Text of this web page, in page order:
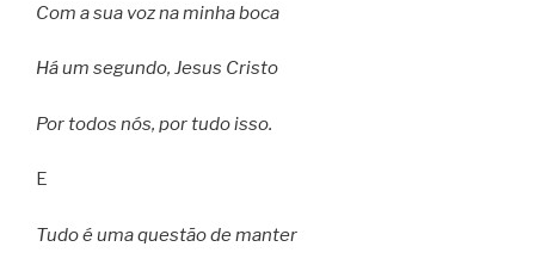
Com a sua voz na minha boca
Há um segundo, Jesus Cristo
Por todos nós, por tudo isso.
E
Tudo é uma questão de manter